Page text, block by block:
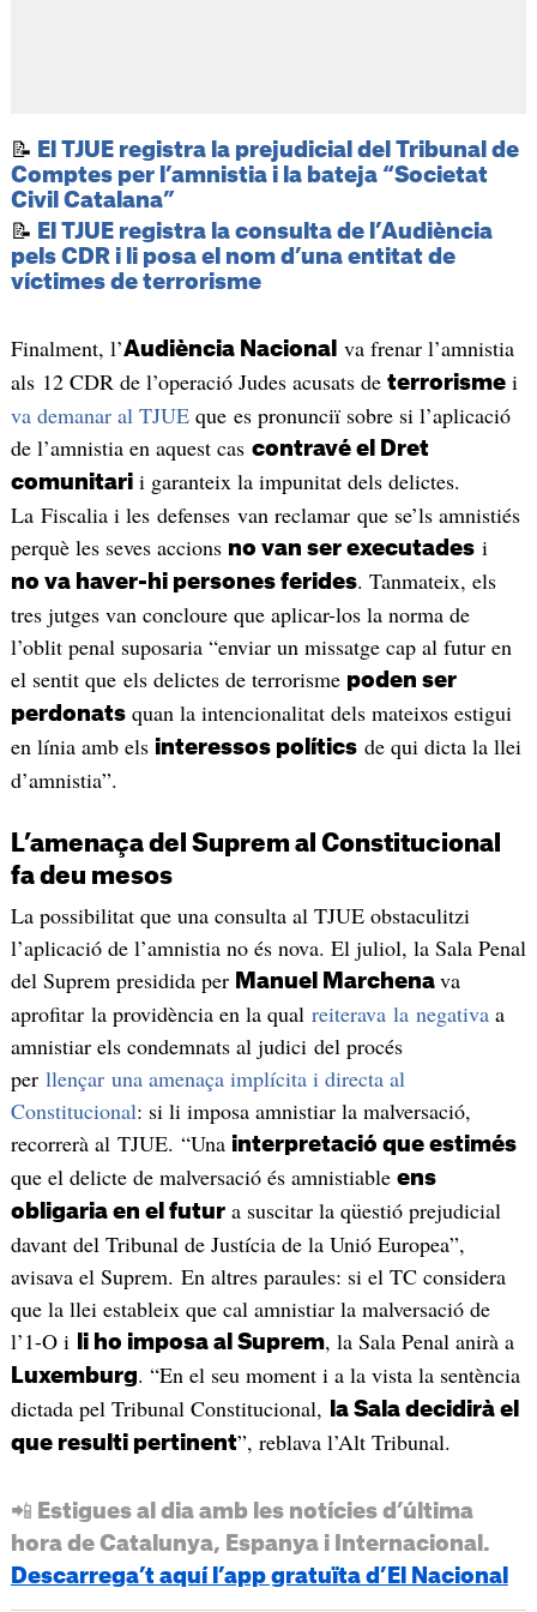
📝 El TJUE registra la prejudicial del Tribunal de
Comptes per l’amnistia i la bateja “Societat
Civil Catalana”
📝 El TJUE registra la consulta de l’Audiència
pels CDR i li posa el nom d’una entitat de
víctimes de terrorisme
Finalment, l’Audiència Nacional va frenar l’amnistia
als 12 CDR de l’operació Judes acusats de terrorismei
va demanar al TJUEque es pronunciï sobre si l’aplicació
de l’amnistia en aquest cas contravé el Dret
comunitarii garanteix la impunitat dels delictes.
La Fiscalia i les defenses van reclamar que se’ls amnistiés
perquè les seves accions no van ser executadesi
no va haver-hi persones ferides. Tanmateix, els
tres jutges van concloure que aplicar-los la norma de
l’oblit penal suposaria “enviar un missatge cap al futur en
el sentit que els delictes de terrorisme poden ser
perdonatsquan la intencionalitat dels mateixos estigui
en línia amb els interessos políticsde qui dicta la llei
d’amnistia”.
L’amenaça del Suprem al Constitucional
fa deu mesos
La possibilitat que una consulta al TJUE obstaculitzi
l’aplicació de l’amnistia no és nova. El juliol, la Sala Penal
del Suprem presidida per Manuel Marchena va
aprofitar la providència en la qual reiterava la negativaa
amnistiar els condemnats al judici del procés
per llençar una amenaça implícita i directa al
Constitucional: si li imposa amnistiar la malversació,
recorrerà al TJUE. “Una interpretació que estimés
que el delicte de malversació és amnistiable ens
obligaria en el futura suscitar la qüestió prejudicial
davant del Tribunal de Justícia de la Unió Europea”,
avisava el Suprem. En altres paraules: si el TC considera
que la llei estableix que cal amnistiar la malversació de
l’1-O i
li ho imposa al Suprem, la Sala Penal anirà a
Luxemburg. “En el seu moment i a la vista la sentència
dictada pel Tribunal Constitucional,
la Sala decidirà el
que resulti pertinent”, reblava l’Alt Tribunal.
📲 Estigues al dia amb les notícies d’última
hora de Catalunya, Espanya i Internacional.
Descarrega’t aquí l’app gratuïta d’El Nacional